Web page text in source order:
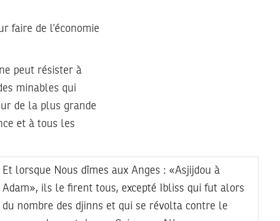
faire de l’économie
peut résister à
minables qui
de la plus grande
et à tous les
Et lorsque Nous dîmes aux Anges : «Asjijdou à
Adam», ils le firent tous, excepté Ibliss qui fut alors
du nombre des djinns et qui se révolta contre le